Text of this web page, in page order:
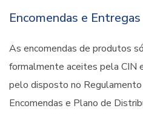
Encomendas e Entregas
As encomendas de produtos
formalmente aceites pela CIN
pelo disposto no
Encomendas e Plano de